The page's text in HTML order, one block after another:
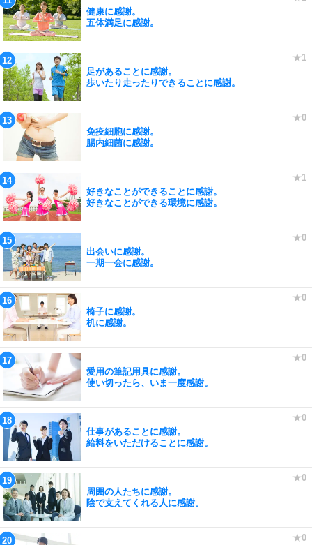
健康に感謝。
五体満足に感謝。
足があることに感謝。
歩いたり走ったりできることに感謝。
免疫細胞に感謝。
腸内細菌に感謝。
好きなことができることに感謝。
好きなことができる環境に感謝。
出会いに感謝。
一期一会に感謝。
椅子に感謝。
机に感謝。
愛用の筆記用具に感謝。
使い切ったら、いま一度感謝。
仕事があることに感謝。
給料をいただけることに感謝。
周囲の人たちに感謝。
陰で支えてくれる人に感謝。